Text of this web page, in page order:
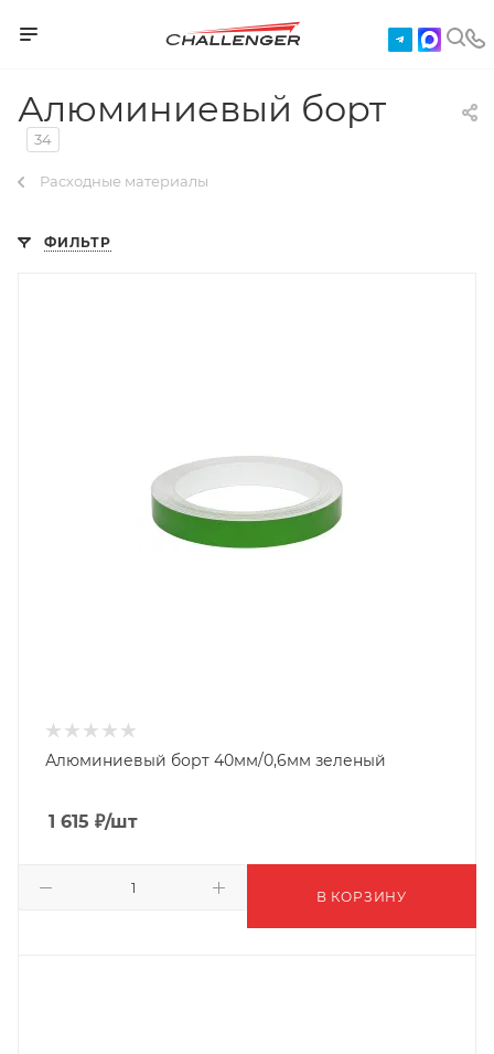
Алюминиевый борт
34
Расходные материалы
ФИЛЬТР
Алюминиевый борт 40мм/0,6мм зеленый
1 615 ₽/шт
В КОРЗИНУ